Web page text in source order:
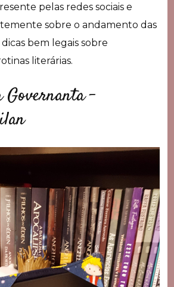
pelas redes sociais e
sobre o andamento das
bem legais sobre
literárias.
Governanta –